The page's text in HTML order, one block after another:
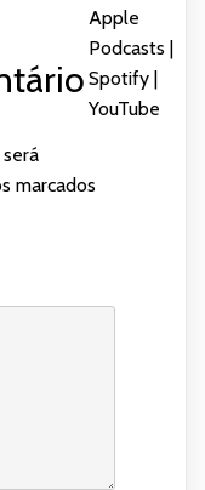
Apple
Podcasts |
Spotify |
YouTube
marcados